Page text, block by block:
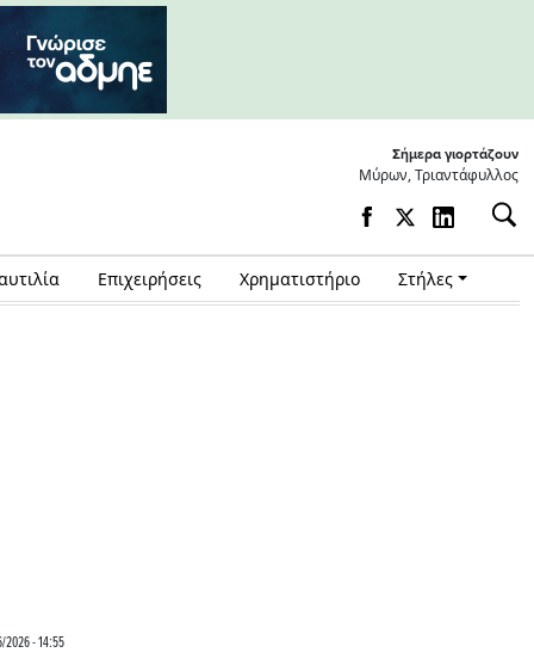
Σήμερα γιορτάζουν
Μύρων, Τριαντάφυλλος
Επιχειρήσεις Χρηματιστήριο Στήλες
2026 - 14:55